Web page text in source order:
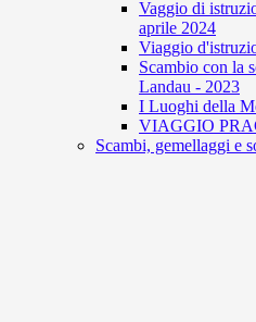
Vaggio di
aprile 2024
Viaggio
Scambio con la
Landau - 2023
I Luoghi della
VIAGGIO
Scambi, gemellaggi e